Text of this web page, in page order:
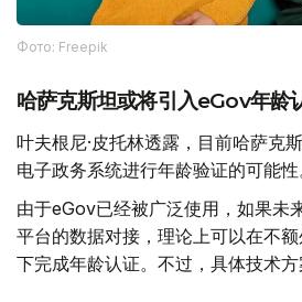
Фото: Freepik
哈萨克斯坦或将引入eGov年龄
叶夫根尼·皮托林透露，目前哈萨克
电子政务系统进行年龄验证的可能性
由于eGov已经被广泛使用，如果未
平台的数据对接，理论上可以在不
下完成年龄认证。不过，具体技术方